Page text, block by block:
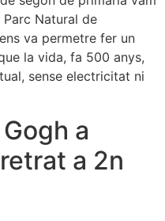
Natural de
va permetre fer un
la vida, fa 500 anys,
sense electricitat ni
a
a 2n